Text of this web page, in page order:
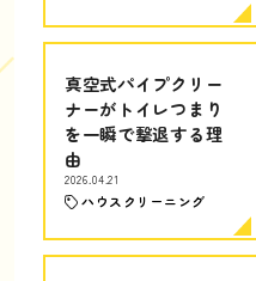
真空式パイプクリー
ナーがトイレつまり
を一瞬で撃退する理
由
2026.04.21
ハウスクリーニング